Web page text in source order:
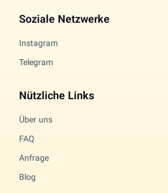
Soziale Netzwerke
Instagram
Telegram
Nützliche Links
Über uns
FAQ
Anfrage
Blog